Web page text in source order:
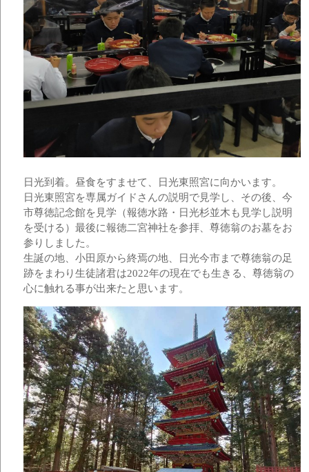
日光到着。昼食をすませて、日光東照宮に向かいます。
日光東照宮を専属ガイドさんの説明で見学し、その後、今
市尊徳記念館を見学（報徳水路・日光杉並木も見学し説明
を受ける）最後に報徳二宮神社を参拝、尊徳翁のお墓をお
参りしました。
生誕の地、小田原から終焉の地、日光今市まで尊徳翁の足
跡をまわり生徒諸君は2022年の現在でも生きる、尊徳翁の
心に触れる事が出来たと思います。